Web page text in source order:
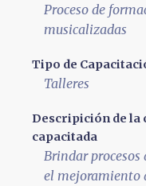
Proceso de
musicalizadas
Tipo de
Talleres
Descripición de la
capacitada
Brindar
el mejoramiento